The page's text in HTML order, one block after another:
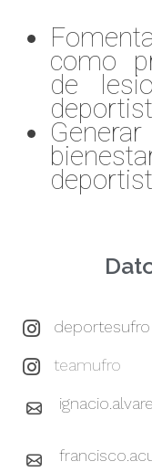
como
de
deportesufro
teamufro